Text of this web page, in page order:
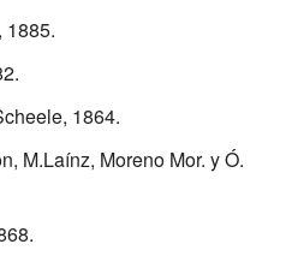
1885.
1864.
M.Laínz, Moreno Mor. y Ó.